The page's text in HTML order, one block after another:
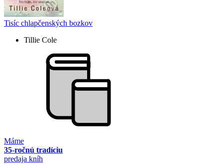
Tisíc chlapčenských bozkov
Tillie Cole
Máme
35-ročnú tradíciu
predaja kníh